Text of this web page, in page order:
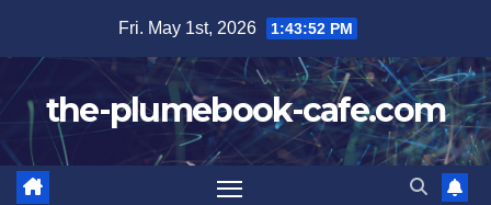
content
Fri. May 1st, 2026 1:43:53 PM
the-plumebook-cafe.com